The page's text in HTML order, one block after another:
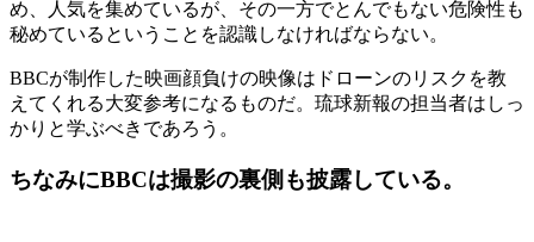
め、人気を集めているが、その一方でとんでもない危険性も
秘めているということを認識しなければならない。
BBCが制作した映画顔負けの映像はドローンのリスクを教
えてくれる大変参考になるものだ。琉球新報の担当者はしっ
かりと学ぶべきであろう。
ちなみにBBCは撮影の裏側も披露している。